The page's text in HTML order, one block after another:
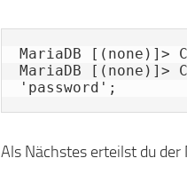
MariaDB [(none)]>
MariaDB [(none)]>
'password';
Als Nächstes erteilst du